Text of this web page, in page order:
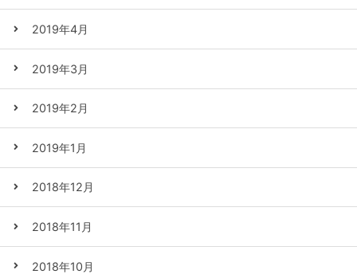
2019年4月
2019年3月
2019年2月
2019年1月
2018年12月
2018年11月
2018年10月